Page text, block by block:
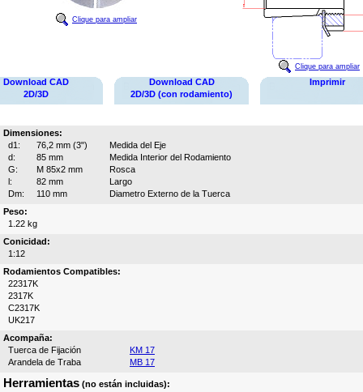
Clique para ampliar
Clique para ampliar
Download CAD
2D/3D
Download CAD
2D/3D (con rodamiento)
Imprimir
Dimensiones:
d1:
76,2 mm (3")
Medida del Eje
d:
85 mm
Medida Interior del Rodamiento
G:
M 85x2 mm
Rosca
l:
82 mm
Largo
Dm:
110 mm
Diametro Externo de la Tuerca
Peso:
1.22 kg
Conicidad:
1:12
Rodamientos Compatibles:
22317K
2317K
C2317K
UK217
Acompaña:
Tuerca de Fijación
KM 17
Arandela de Traba
MB 17
Herramientas (no están incluidas):